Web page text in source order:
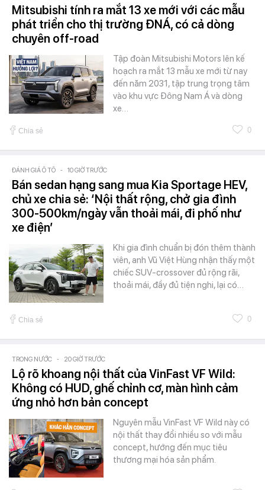
Mitsubishi tính ra mắt 13 xe mới với các mẫu
phát triển cho thị trường ĐNÁ, có cả dòng
chuyên off-road
Tập đoàn Mitsubishi Motors lên kế
hoạch ra mắt 13 mẫu xe mới từ nay
đến năm 2031, tập trung trọng tâm
vào khu vực Đông Nam Á và dòng
xe…
Chia sẻ 0
ĐÁNH GIÁ Ô TÔ - 10 GIỜ TRƯỚC
Bán sedan hạng sang mua Kia Sportage HEV,
chủ xe chia sẻ: ‘Nội thất rộng, chở gia đình
300-500km/ngày vẫn thoải mái, đi phố như
xe điện’
Khi gia đình chuẩn bị đón thêm thành
viên, anh Vũ Việt Hùng nhận thấy một
chiếc SUV-crossover đủ rộng rãi,
thoải mái, đầy đủ tiện nghi, lại có…
Chia sẻ 0
TRONG NƯỚC - 20 GIỜ TRƯỚC
Lộ rõ khoang nội thất của VinFast VF Wild:
Không có HUD, ghế chỉnh cơ, màn hình cảm
ứng nhỏ hơn bản concept
Nguyên mẫu VinFast VF Wild này có
nội thất thay đổi nhiều so với mẫu
concept, hướng đến mục tiêu
thương mại hóa sản phẩm.